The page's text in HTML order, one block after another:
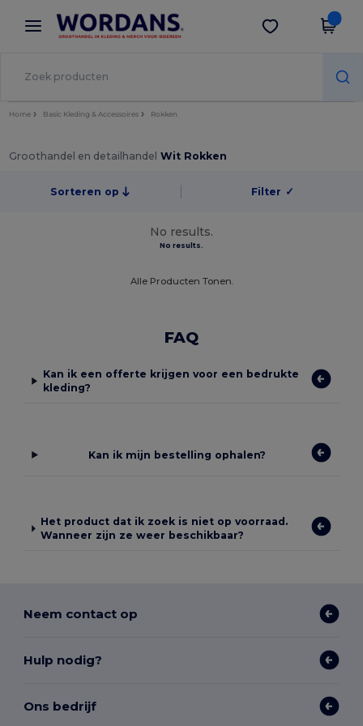
× Wordans-app
Betere prijzen in de app!
Download app
Home Basic Kleding & Accessoires Rokken
Groothandel en detailhandel Wit Rokken
Sorteren op Filter ✓
No results.
No results.
Alle Producten Tonen.
FAQ
Kan ik een offerte krijgen voor een bedrukte
kleding?
Kan ik mijn bestelling ophalen?
Het product dat ik zoek is niet op voorraad.
Wanneer zijn ze weer beschikbaar?
Neem contact op
Hulp nodig?
Ons bedrijf